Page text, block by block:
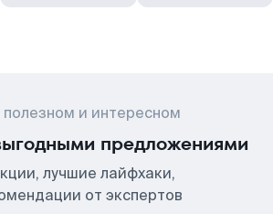
и интересном
предложениями
лучшие лайфхаки,
от экспертов